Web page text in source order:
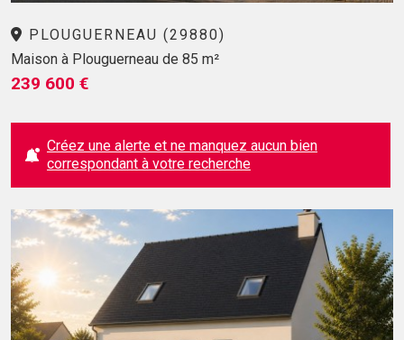
PLOUGUERNEAU (29880)
Maison à Plouguerneau de 85 m²
239 600 €
Créez une alerte et ne manquez aucun bien
correspondant à votre recherche